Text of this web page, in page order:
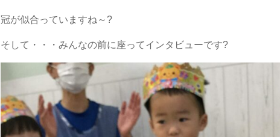
冠が似合っていますね～?
そして・・・みんなの前に座ってインタビューです?